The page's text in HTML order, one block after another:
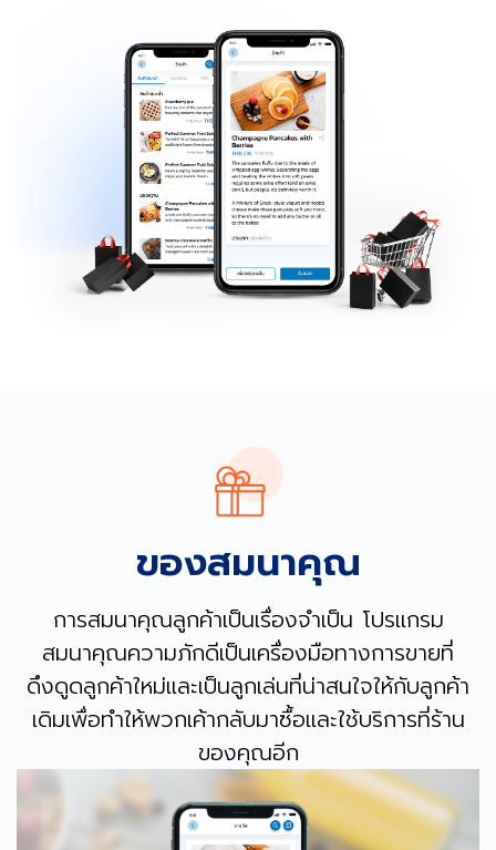
ของสมนาคุณ
การสมนาคุณลูกค้าเป็นเรื่องจำเป็น โปรแกรม
สมนาคุณความภักดีเป็นเครื่องมือทางการขายที่
ดึงดูดลูกค้าใหม่และเป็นลูกเล่นที่น่าสนใจให้กับลูกค้า
เดิมเพื่อทำให้พวกเค้ากลับมาซื้อและใช้บริการที่ร้าน
ของคุณอีก